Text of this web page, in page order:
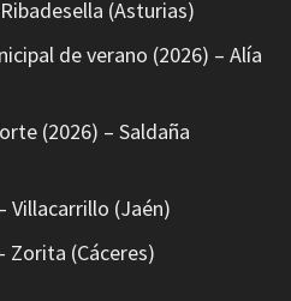
(Asturias)
de verano (2026) – Alía
(2026) – Saldaña
Villacarrillo (Jaén)
Zorita (Cáceres)